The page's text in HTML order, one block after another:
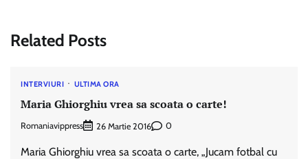
Related Posts
INTERVIURI ULTIMA ORA
Maria Ghiorghiu vrea sa scoata o carte!
Romaniavippress 26 Martie 2016 0
Maria Ghiorghiu vrea sa scoata o carte, „Jucam fotbal cu